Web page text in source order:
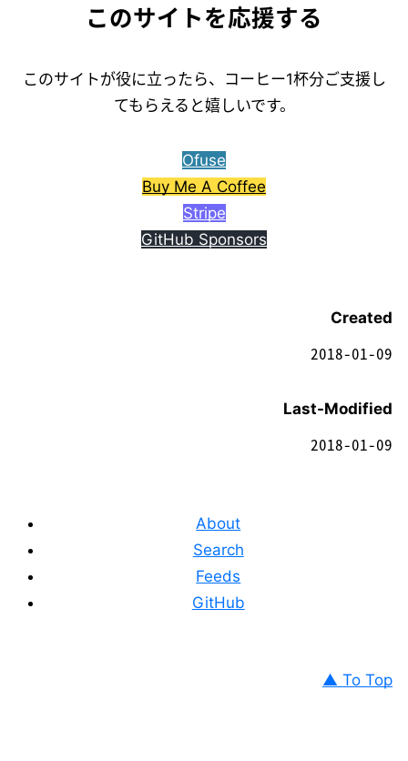
このサイトを応援する
このサイトが役に立ったら、コーヒー1杯分ご支援し
てもらえると嬉しいです。
Ofuse
Buy Me A Coffee
Stripe
GitHub Sponsors
Created
2018-01-09
Last-Modified
2018-01-09
About
Search
Feeds
GitHub
▲ To Top